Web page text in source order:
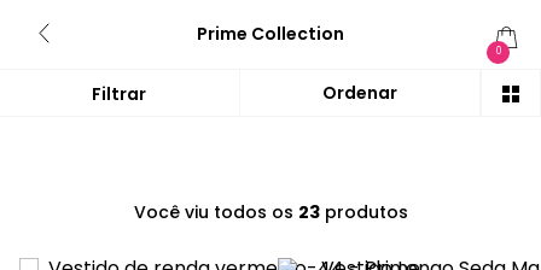
Prime Collection
0
Você viu todos os 23produtos